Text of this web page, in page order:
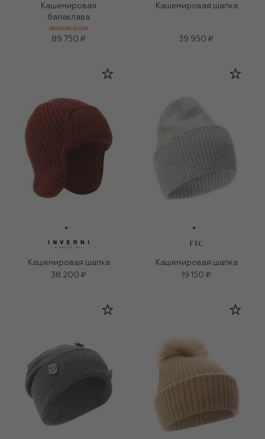
Кашемировая
балаклава
FASHION SHOW
89 750 ₽
Кашемировая шапка
39 950 ₽
Кашемировая шапка
38 200 ₽
FTC
Кашемировая шапка
19 150 ₽